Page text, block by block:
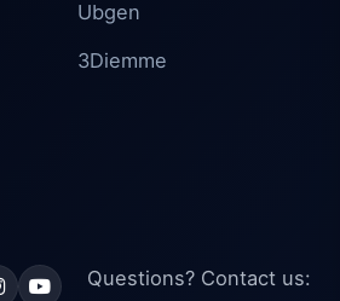
Ubgen
3Diemme
Questions? Contact us: